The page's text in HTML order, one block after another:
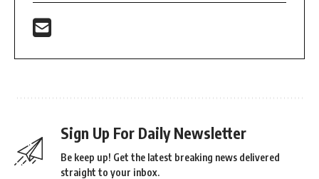
Sign Up For Daily Newsletter
Be keep up! Get the latest breaking news delivered
straight to your inbox.